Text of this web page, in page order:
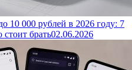
10 000 рублей в 2026 году: 7
стоит брать02.06.2026